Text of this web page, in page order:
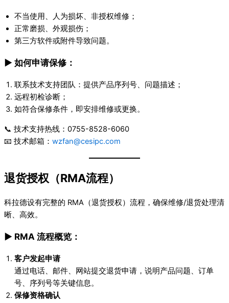
不当使用、人为损坏、非授权维修；
正常磨损、外观损伤；
第三方软件或附件导致问题。
▶ 如何申请保修：
联系技术支持团队：提供产品序列号、问题描述；
远程初检诊断；
如符合保修条件，即安排维修或更换。
📞 技术支持热线：0755-8528-6060
📧 技术邮箱： wzfan@cesipc.com
退货授权（RMA流程）
科拉德设有完整的 RMA（退货授权）流程，确保维修/退货处理清
晰、高效。
▶ RMA 流程概览：
客户发起申请
通过电话、邮件、网站提交退货申请，说明产品问题、订单
号、序列号等关键信息。
保修资格确认